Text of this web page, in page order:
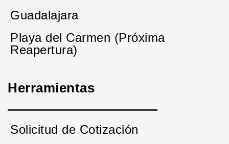
Guadalajara
Playa del Carmen (Próxima
Reapertura)
Herramientas
Solicitud de Cotización